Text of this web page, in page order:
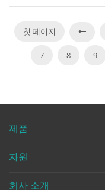
첫 페이지
7 8 9
제품
자원
회사 소개